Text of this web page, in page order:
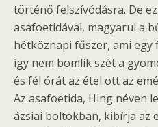
történő felszívódásra. De
asafoetidával, magyarul a
hétköznapi fűszer, ami egy
így nem bomlik szét a
és fél órát az étel ott az
Az asafoetida, Hing néven
ázsiai boltokban, kibírja az